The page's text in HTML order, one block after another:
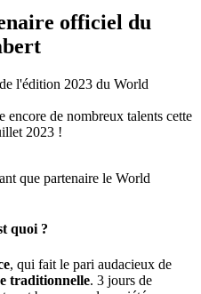
officiel du
l'édition 2023 du World
de nombreux talents cette
2023 !
que partenaire le World
quoi ?
, qui fait le pari audacieux de
traditionnelle. 3 jours de